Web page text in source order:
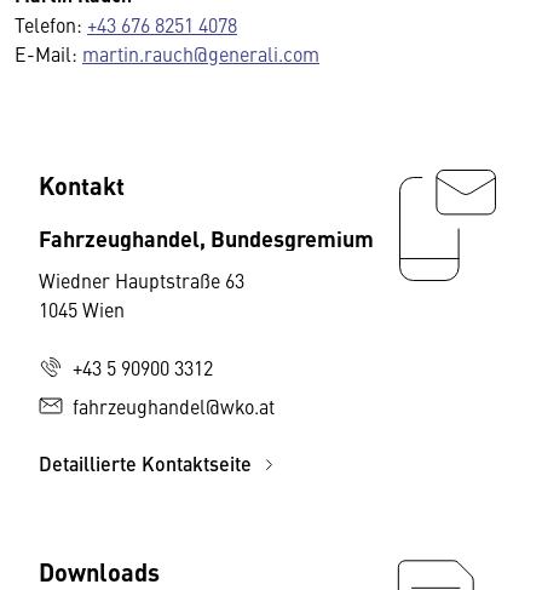
Telefon: +43 676 8251 4078
E-Mail: martin.rauch@generali.com
Kontakt
Fahrzeughandel, Bundesgremium
Wiedner Hauptstraße 63
1045 Wien
+43 5 90900 3312
fahrzeughandel@wko.at
Detaillierte Kontaktseite
Downloads